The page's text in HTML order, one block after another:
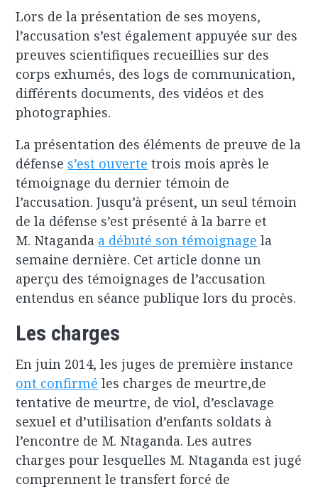
Lors de la présentation de ses moyens,
l’accusation s’est également appuyée sur des
preuves scientifiques recueillies sur des
corps exhumés, des logs de communication,
différents documents, des vidéos et des
photographies.
La présentation des éléments de preuve de la
défense s’est ouverte trois mois après le
témoignage du dernier témoin de
l’accusation. Jusqu’à présent, un seul témoin
de la défense s’est présenté à la barre et
M. Ntaganda a débuté son témoignage la
semaine dernière. Cet article donne un
aperçu des témoignages de l’accusation
entendus en séance publique lors du procès.
Les charges
En juin 2014, les juges de première instance
ont confirmé les charges de meurtre,de
tentative de meurtre, de viol, d’esclavage
sexuel et d’utilisation d’enfants soldats à
l’encontre de M. Ntaganda. Les autres
charges pour lesquelles M. Ntaganda est jugé
comprennent le transfert forcé de